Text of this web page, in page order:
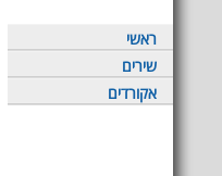
ראשי
שירים
אקורדים